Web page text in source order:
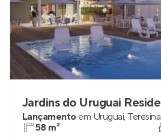
Jardins do Uruguai
Lançamento em Uruguai, Teresina
58 m²